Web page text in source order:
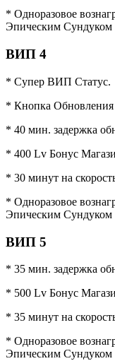
* Одноразовое
Эпическим Сундуком
ВИП 4
* Супер ВИП Статус.
* Кнопка Обновления
* 40 мин. задержка
* 400 Lv Бонус
* 30 минут на
* Одноразовое
Эпическим
ВИП 5
* 35 мин. задержка
* 500 Lv Бонус
* 35 минут на
* Одноразовое
Эпическим Сундуком